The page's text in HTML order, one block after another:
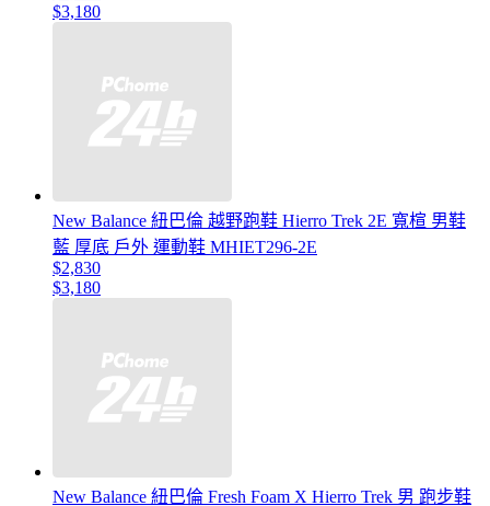
$3,180
New Balance 紐巴倫 越野跑鞋 Hierro Trek 2E 寬楦 男鞋
藍 厚底 戶外 運動鞋 MHIET296-2E
$2,830
$3,180
New Balance 紐巴倫 Fresh Foam X Hierro Trek 男 跑步鞋